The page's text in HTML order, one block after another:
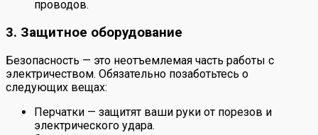
проводов.
3. Защитное оборудование
Безопасность — это неотъемлемая часть работы с
электричеством. Обязательно позаботьтесь о
следующих вещах:
Перчатки — защитят ваши руки от порезов и
электрического удара.